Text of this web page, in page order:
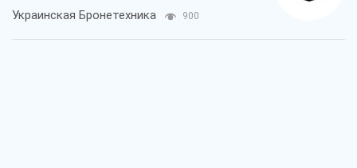
Украинская Бронетехника 900